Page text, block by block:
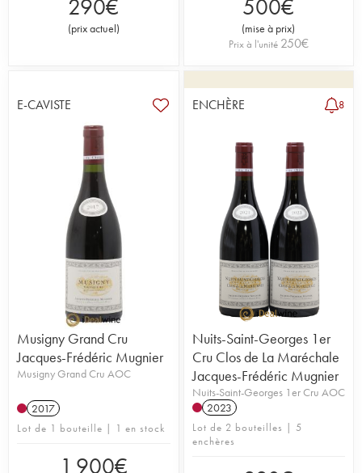
290€
(prix actuel)
500€
(mise à prix)
Prix à l'unité 250€
E-CAVISTE
Musigny Grand Cru
Jacques-Frédéric Mugnier
Musigny Grand Cru AOC
2017
Lot de 1 bouteille | 1 en stock
1 900€
ENCHÈRE 8
Nuits-Saint-Georges 1er
Cru Clos de La Maréchale
Jacques-Frédéric Mugnier
Nuits-Saint-Georges 1er Cru AOC
2023
Lot de 2 bouteilles | 5
enchères